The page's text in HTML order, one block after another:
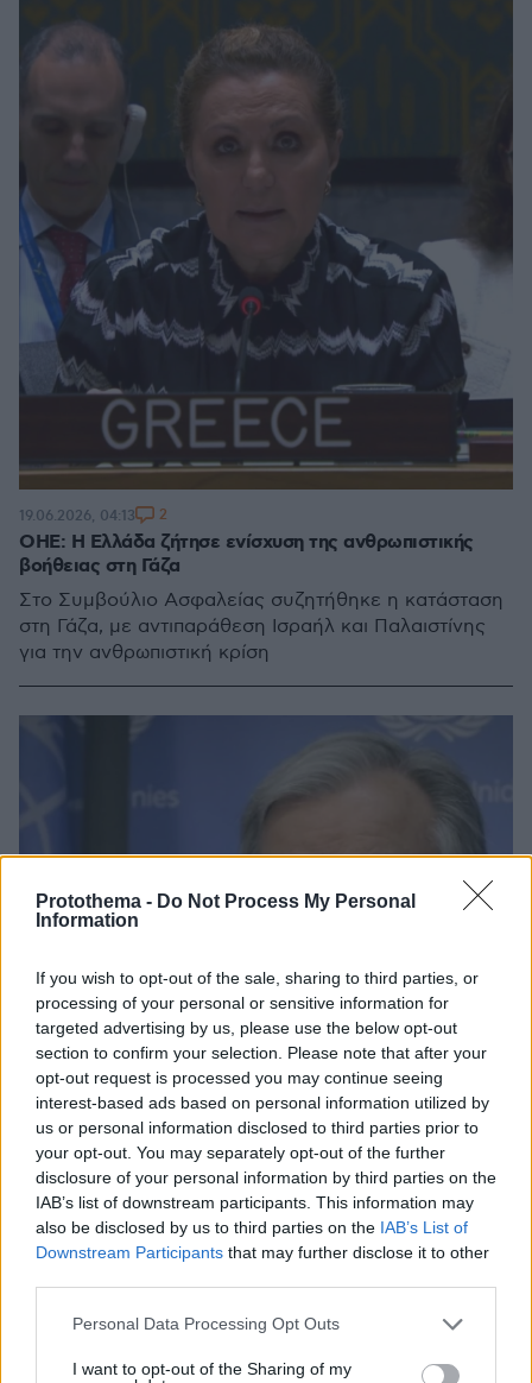
Protothema - Do Not Process My Personal
Information
If you wish to opt-out of the sale, sharing to third parties, or
processing of your personal or sensitive information for
targeted advertising by us, please use the below opt-out
section to confirm your selection. Please note that after your
opt-out request is processed you may continue seeing
interest-based ads based on personal information utilized by
us or personal information disclosed to third parties prior to
your opt-out. You may separately opt-out of the further
disclosure of your personal information by third parties on the
IAB’s list of downstream participants. This information may
also be disclosed by us to third parties on the IAB’s List of
Downstream Participants that may further disclose it to other
Please note that this website/app uses one or more Google
not limited to your visit or usage behaviour. You may click to
Personal Data Processing Opt Outs
I want to opt-out of the Sharing of my
ΟΗΕ: Η Ελλάδα ζήτησε ενίσχυση της ανθρωπιστικής
βοήθειας στη Γάζα
Στο Συμβούλιο Ασφαλείας συζητήθηκε η κατάσταση
στη Γάζα, με αντιπαράθεση Ισραήλ και Παλαιστίνης
για την ανθρωπιστική κρίση
19.06.2026, 04:13 2
Ο Γκουτέρες προειδοποιεί: Κίνδυνος να επιστρέψει ο
ολοκληρωτικός πόλεμος στη Μέση Ανατολή
Ο γενικός γραμματέας του ΟΗΕ προειδοποίησε
ολοκληρωτικός πόλεμος στη Μέση Ανατολή, μετά τις
10.06.2026, 19:56